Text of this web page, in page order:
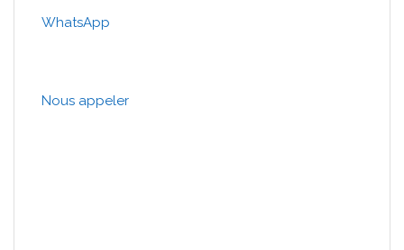
WhatsApp
Nous appeler